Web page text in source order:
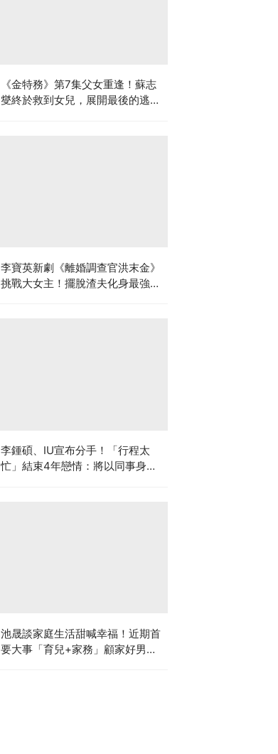
《金特務》第7集父女重逢！蘇志
燮終於救到女兒，展開最後的逃脫
李寶英新劇《離婚調查官洪末金》
挑戰大女主！擺脫渣夫化身最強單
李鍾碩、IU宣布分手！「行程太
忙」結束4年戀情：將以同事身分
池晟談家庭生活甜喊幸福！近期首
要大事「育兒+家務」顧家好男人